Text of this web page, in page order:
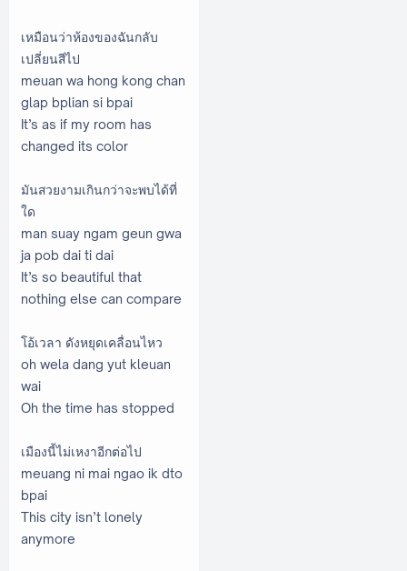
เหมือนว่าห้องของฉันกลับ
เปลี่ยนสีไป
meuan wa hong kong chan
glap bplian si bpai
It’s as if my room has
changed its color
มันสวยงามเกินกว่าจะพบได้ที่
ใด
man suay ngam geun gwa
ja pob dai ti dai
It’s so beautiful that
nothing else can compare
โอ้เวลา ดังหยุดเคลื่อนไหว
oh wela dang yut kleuan
wai
Oh the time has stopped
เมืองนี้ไม่เหงาอีกต่อไป
meuang ni mai ngao ik dto
bpai
This city isn’t lonely
anymore